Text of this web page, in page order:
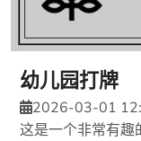
幼儿园打牌
2026-03-01
这是一个非常有趣